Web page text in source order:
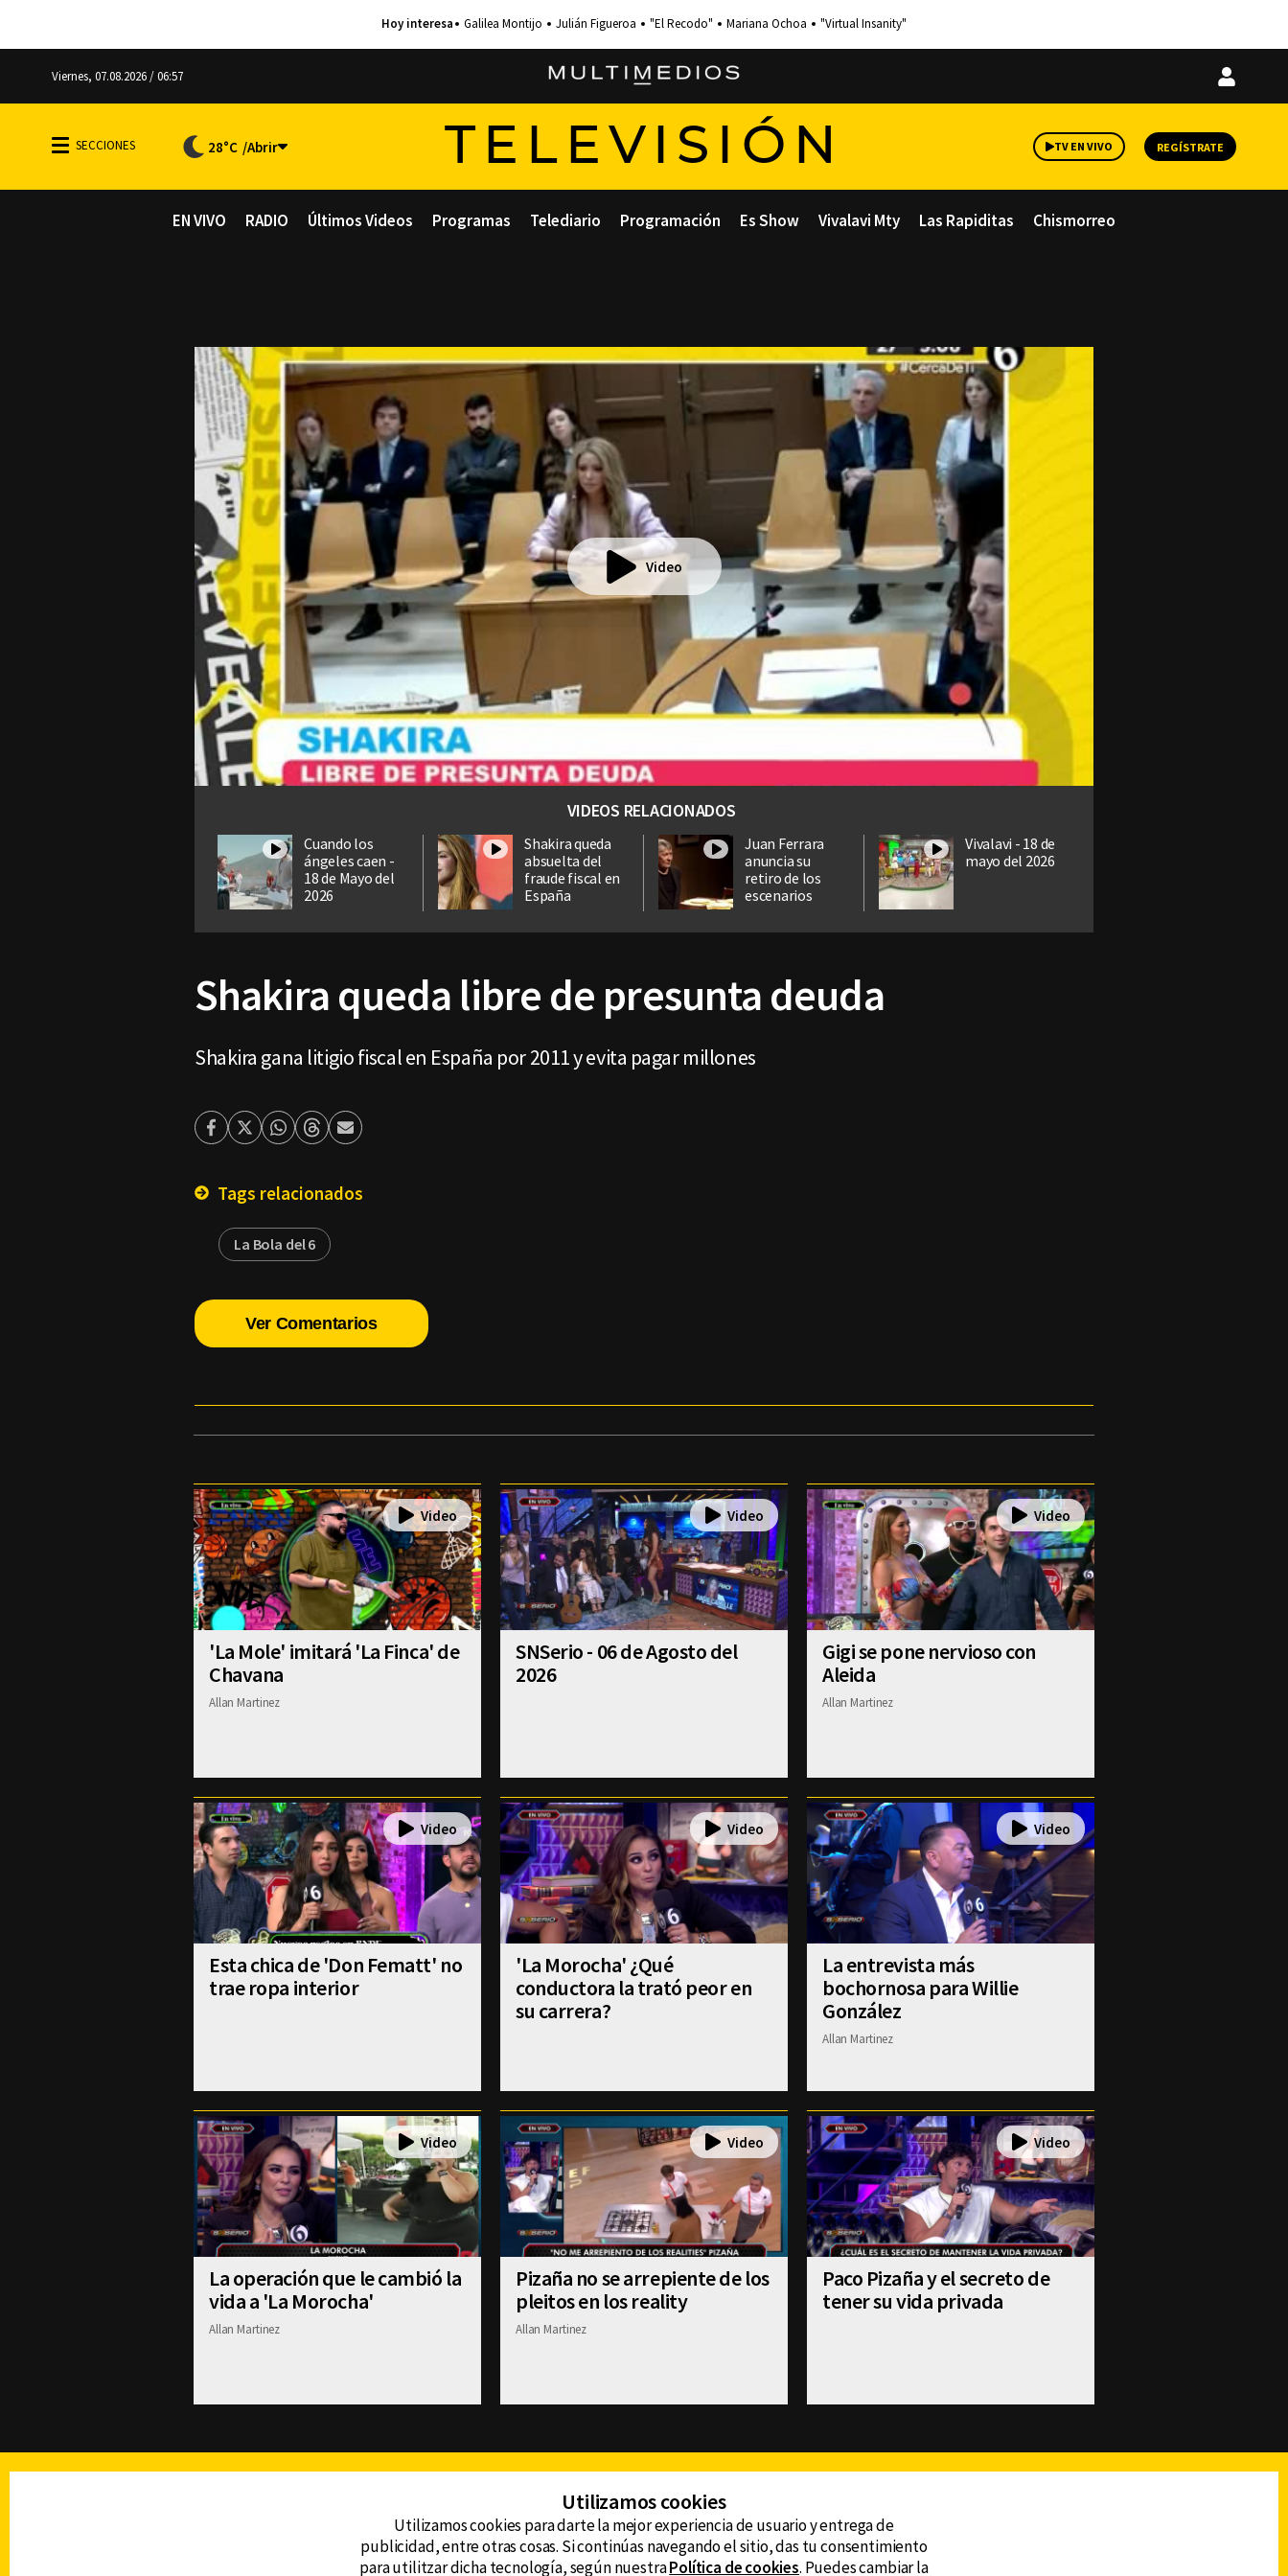
Galilea Montijo Julián Figueroa "El Recodo" Mariana Ochoa "Virtual Insanity"
Viernes, 07.08.2026 / 06:57
Iniciar
28°C TELEVISIÓN TV EN VIVO REGÍSTRATE
EN VIVO RADIO Últimos Videos Programas Telediario Programación Es Show Vivalavi Mty Las Rapiditas Chismorreo
Video
VIDEOS RELACIONADOS
Cuando los
ángeles caen -
18 de Mayo del
2026
Shakira queda
absuelta del
fraude fiscal en
España
Juan Ferrara
anuncia su
retiro de los
escenarios
Vivalavi - 18 de
mayo del 2026
Shakira queda libre de presunta deuda
Shakira gana litigio fiscal en España por 2011 y evita pagar millones
Facebook
TwitterWhatsapp
ThreadsEnviar
Tags relacionados
La Bola del 6
Ver Comentarios
'La Mole' imitará 'La Finca' de
Chavana
Allan Martinez
SNSerio - 06 de Agosto del
2026
Gigi se pone nervioso con
Aleida
Allan Martinez
Esta chica de 'Don Fematt' no
trae ropa interior
'La Morocha' ¿Qué
conductora la trató peor en
su carrera?
La entrevista más
bochornosa para Willie
González
Allan Martinez
La operación que le cambió la
vida a 'La Morocha'
Allan Martinez
Pizaña no se arrepiente de los
pleitos en los reality
Allan Martinez
Paco Pizaña y el secreto de
tener su vida privada
DERECHOS RESERVADOS © CANAL 6 2026
CONTACTO
AVISO DE PRIVACIDAD
Utilizamos cookies
Utilizamos cookies para darte la mejor experiencia de usuario y entrega de
publicidad, entre otras cosas. Si continúas navegando el sitio, das tu consentimiento
para utilitzar dicha tecnología, según nuestraPolítica de cookies. Puedes cambiar la